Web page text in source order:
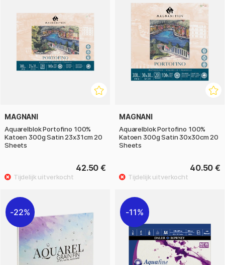
MAGNANI
Aquarelblok Portofino 100%
Katoen 300g Satin 23x31cm 20
Sheets
42.50 €
MAGNANI
Aquarelblok Portofino 100%
Katoen 300g Satin 30x30cm 20
Sheets
40.50 €
22% 11%